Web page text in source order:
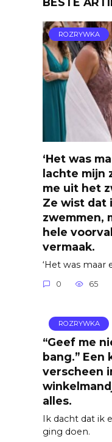
ROZRYWKA
‘Het was
lachte mijn
me uit het
Ze wist dat
zwemmen,
hele
vermaak.
‘Het was maar
0 65
ROZRYWKA
“Geef me
bang.” Een
verscheen
alles.
Ik dacht dat ik
ging doen.